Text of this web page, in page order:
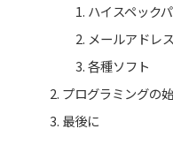
ハイスペック
メールアドレス
各種ソフト
プログラミングの
最後に